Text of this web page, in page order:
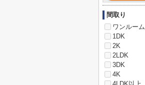
間取り
ワンルーム
1DK
2K
2LDK
3DK
4K